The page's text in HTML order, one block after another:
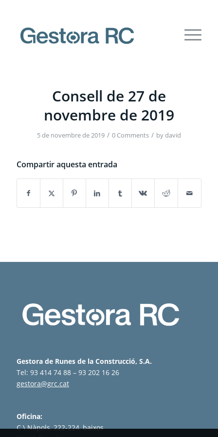
Consell de 27 de
novembre de 2019
5 de novembre de 2019 / 0 Comments / bydavid
Compartir aquesta entrada
Gestora de Runes de la Construcció, S.A.
Tel: 93 414 74 88 – 93 202 16 26
gestora@grc.cat
Oficina:
C \ Nàpols, 222-224, baixos